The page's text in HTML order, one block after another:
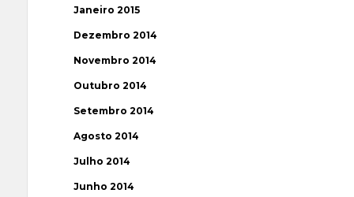
Janeiro 2015
Dezembro 2014
Novembro 2014
Outubro 2014
Setembro 2014
Agosto 2014
Julho 2014
Junho 2014